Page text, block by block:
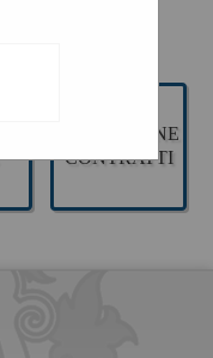
ESECUZIONE
CONTRATTI